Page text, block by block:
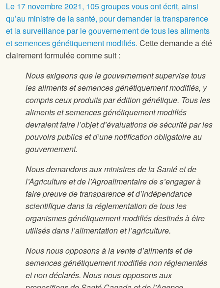
Le 17 novembre 2021, 105 groupes vous ont écrit, ainsi
qu’au ministre de la santé, pour demander la transparence
et la surveillance par le gouvernement de tous les aliments
et semences génétiquement modifiés. Cette demande a été
clairement formulée comme suit :
Nous exigeons que le gouvernement supervise tous
les aliments et semences génétiquement modifiés, y
compris ceux produits par édition génétique. Tous les
aliments et semences génétiquement modifiés
devraient faire l’objet d’évaluations de sécurité par les
pouvoirs publics et d’une notification obligatoire au
gouvernement.
Nous demandons aux ministres de la Santé et de
l’Agriculture et de l’Agroalimentaire de s’engager à
faire preuve de transparence et d’indépendance
scientifique dans la réglementation de tous les
organismes génétiquement modifiés destinés à être
utilisés dans l’alimentation et l’agriculture.
Nous nous opposons à la vente d’aliments et de
semences génétiquement modifiés non réglementés
et non déclarés. Nous nous opposons aux